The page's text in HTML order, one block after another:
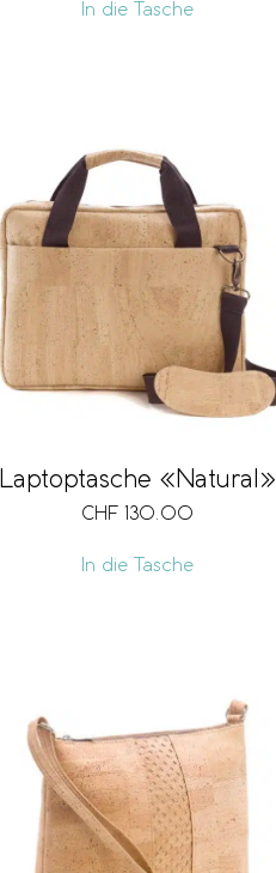
In die Tasche
Laptoptasche «Natural»
CHF 130.00
In die Tasche